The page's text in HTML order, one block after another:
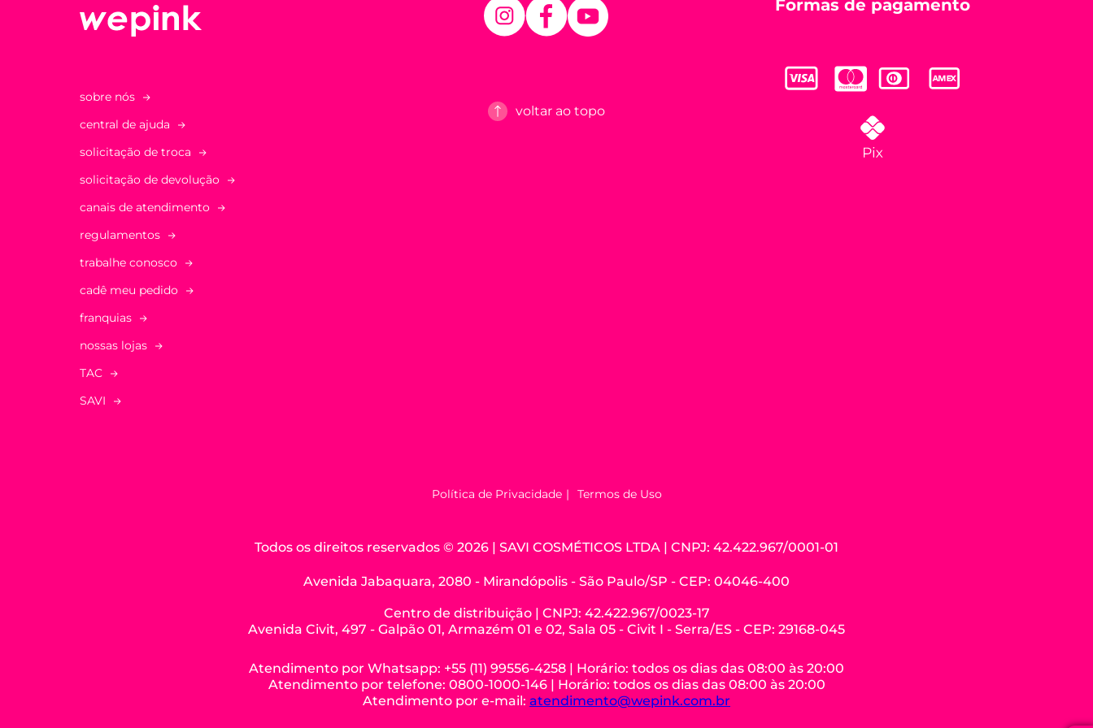
sobre nós
central de ajuda
solicitação de troca
solicitação de devolução
canais de atendimento
regulamentos
trabalhe conosco
cadê meu pedido
franquias
nossas lojas
TAC
SAVI
voltar ao topo
Formas de pagamento
Política de Privacidade Termos de Uso
Todos os direitos reservados © 2026 | SAVI COSMÉTICOS LTDA | CNPJ: 42.422.967/0001-01
Avenida Jabaquara, 2080 - Mirandópolis - São Paulo/SP - CEP: 04046-400
Centro de distribuição | CNPJ: 42.422.967/0023-17
Avenida Civit, 497 - Galpão 01, Armazém 01 e 02, Sala 05 - Civit I - Serra/ES - CEP: 29168-045
Atendimento por Whatsapp: +55 (11) 99556-4258 | Horário: todos os dias das 08:00 às 20:00
Atendimento por telefone: 0800-1000-146 | Horário: todos os dias das 08:00 às 20:00
Atendimento por e-mail: atendimento@wepink.com.br